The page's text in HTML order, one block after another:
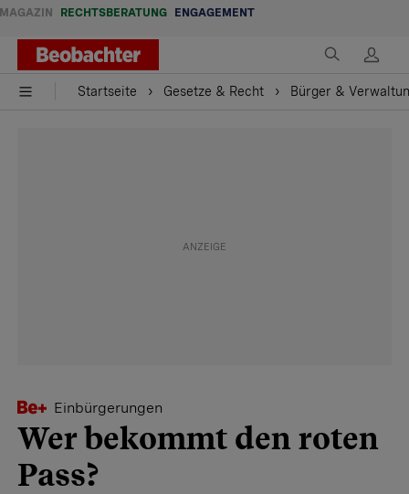
MAGAZIN RECHTSBERATUNG ENGAGEMENT
Startseite Gesetze & Recht Bürger &
Einbürgerungen
Wer bekommt den roten
Pass?